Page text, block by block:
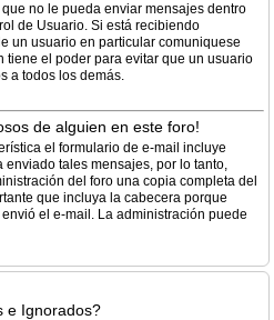
no le pueda enviar mensajes dentro
de Usuario. Si está recibiendo
un usuario en particular comuniquese
tiene el poder para evitar que un usuario
a todos los demás.
de alguien en este foro!
el formulario de e-mail incluye
tales mensajes, por lo tanto,
del foro una copia completa del
que incluya la cabecera porque
el e-mail. La administración puede
e Ignorados?